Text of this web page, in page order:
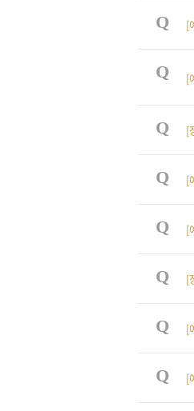
Q [
Q [
Q [
Q [
Q [
Q [
Q [
Q [